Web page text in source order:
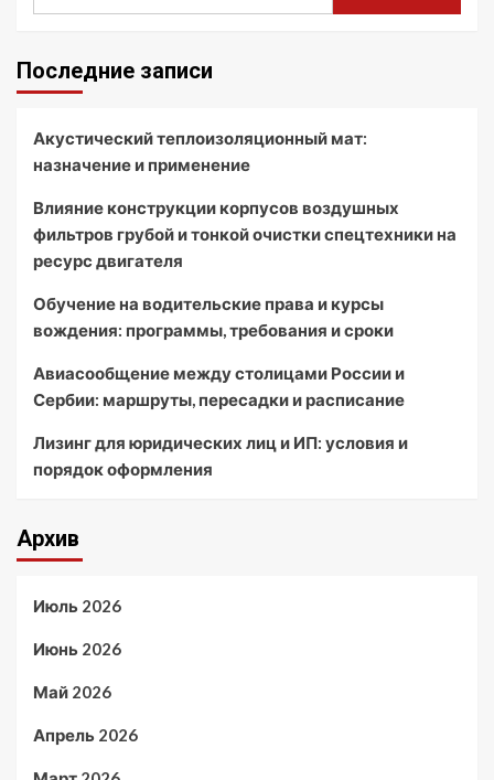
Последние записи
Акустический теплоизоляционный мат:
назначение и применение
Влияние конструкции корпусов воздушных
фильтров грубой и тонкой очистки спецтехники на
ресурс двигателя
Обучение на водительские права и курсы
вождения: программы, требования и сроки
Авиасообщение между столицами России и
Сербии: маршруты, пересадки и расписание
Лизинг для юридических лиц и ИП: условия и
порядок оформления
Архив
Июль 2026
Июнь 2026
Май 2026
Апрель 2026